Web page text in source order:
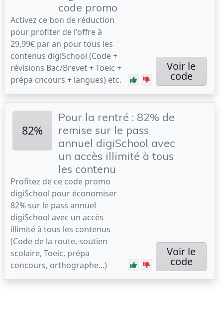
code promo
Activez ce bon de réduction
pour profiter de l'offre à
29,99€ par an pour tous les
contenus digiSchool (Code +
révisions Bac/Brevet + Toeic +
prépa cncours + langues) etc.
Voir le
code
82%
Pour la rentré : 82% de
remise sur le pass
annuel digiSchool avec
un accès illimité à tous
les contenu
Profitez de ce code promo
digiSchool pour économiser
82% sur le pass annuel
digiSchool avec un accès
illimité à tous les contenus
(Code de la route, soutien
scolaire, Toeic, prépa
concours, orthographe...)
Voir le
code